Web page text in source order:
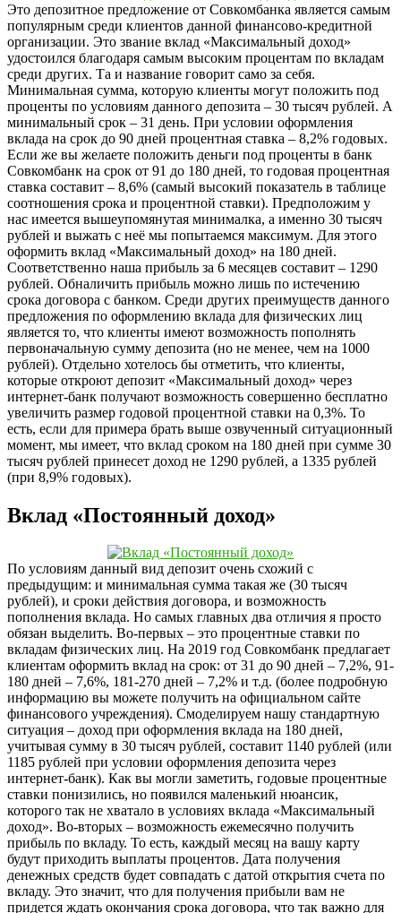
Это депозитное предложение от Совкомбанка является самым
популярным среди клиентов данной финансово-кредитной
организации. Это звание вклад «Максимальный доход»
удостоился благодаря самым высоким процентам по вкладам
среди других. Та и название говорит само за себя.
Минимальная сумма, которую клиенты могут положить под
проценты по условиям данного депозита – 30 тысяч рублей. А
минимальный срок – 31 день. При условии оформления
вклада на срок до 90 дней процентная ставка – 8,2% годовых.
Если же вы желаете положить деньги под проценты в банк
Совкомбанк на срок от 91 до 180 дней, то годовая процентная
ставка составит – 8,6% (самый высокий показатель в таблице
соотношения срока и процентной ставки). Предположим у
нас имеется вышеупомянутая минималка, а именно 30 тысяч
рублей и выжать с неё мы попытаемся максимум. Для этого
оформить вклад «Максимальный доход» на 180 дней.
Соответственно наша прибыль за 6 месяцев составит – 1290
рублей. Обналичить прибыль можно лишь по истечению
срока договора с банком. Среди других преимуществ данного
предложения по оформлению вклада для физических лиц
является то, что клиенты имеют возможность пополнять
первоначальную сумму депозита (но не менее, чем на 1000
рублей). Отдельно хотелось бы отметить, что клиенты,
которые откроют депозит «Максимальный доход» через
интернет-банк получают возможность совершенно бесплатно
увеличить размер годовой процентной ставки на 0,3%. То
есть, если для примера брать выше озвученный ситуационный
момент, мы имеет, что вклад сроком на 180 дней при сумме 30
тысяч рублей принесет доход не 1290 рублей, а 1335 рублей
(при 8,9% годовых).
Вклад «Постоянный доход»
По условиям данный вид депозит очень схожий с
предыдущим: и минимальная сумма такая же (30 тысяч
рублей), и сроки действия договора, и возможность
пополнения вклада. Но самых главных два отличия я просто
обязан выделить. Во-первых – это процентные ставки по
вкладам физических лиц. На 2019 год Совкомбанк предлагает
клиентам оформить вклад на срок: от 31 до 90 дней – 7,2%, 91-
180 дней – 7,6%, 181-270 дней – 7,2% и т.д. (более подробную
информацию вы можете получить на официальном сайте
финансового учреждения). Смоделируем нашу стандартную
ситуация – доход при оформления вклада на 180 дней,
учитывая сумму в 30 тысяч рублей, составит 1140 рублей (или
1185 рублей при условии оформления депозита через
интернет-банк). Как вы могли заметить, годовые процентные
ставки понизились, но появился маленький нюансик,
которого так не хватало в условиях вклада «Максимальный
доход». Во-вторых – возможность ежемесячно получить
прибыль по вкладу. То есть, каждый месяц на вашу карту
будут приходить выплаты процентов. Дата получения
денежных средств будет совпадать с датой открытия счета по
вкладу. Это значит, что для получения прибыли вам не
придется ждать окончания срока договора, что так важно для